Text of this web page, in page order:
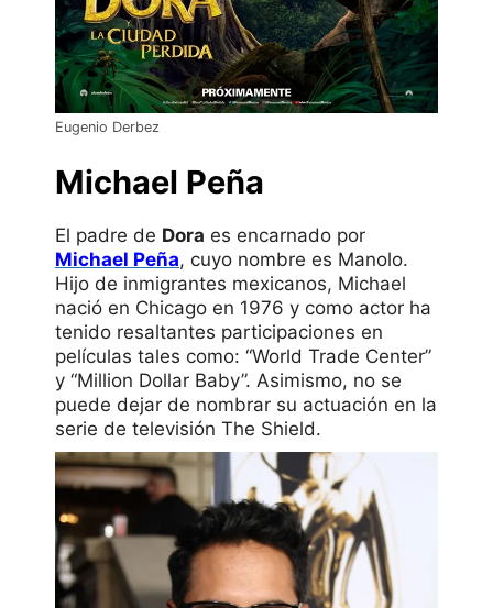
Eugenio Derbez
Michael Peña
El padre de Dora es encarnado por
Michael Peña, cuyo nombre es Manolo.
Hijo de inmigrantes mexicanos, Michael
nació en Chicago en 1976 y como actor ha
tenido resaltantes participaciones en
películas tales como: “World Trade Center”
y “Million Dollar Baby”. Asimismo, no se
puede dejar de nombrar su actuación en la
serie de televisión The Shield.